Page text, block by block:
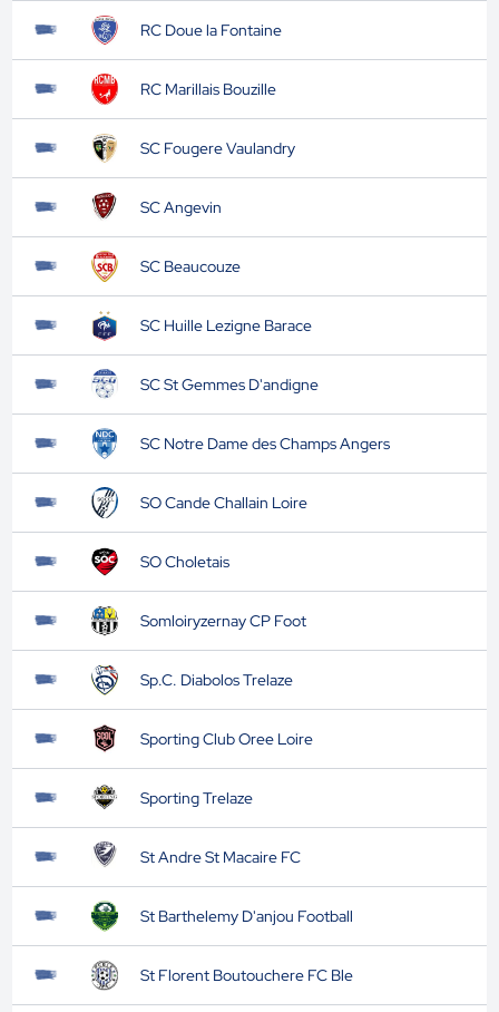
RC Doue la Fontaine
RC Marillais Bouzille
SC Fougere Vaulandry
SC Angevin
SC Beaucouze
SC Huille Lezigne Barace
SC St Gemmes D'andigne
SC Notre Dame des Champs Angers
SO Cande Challain Loire
SO Choletais
Somloiryzernay CP Foot
Sp.C. Diabolos Trelaze
Sporting Club Oree Loire
Sporting Trelaze
St Andre St Macaire FC
St Barthelemy D'anjou Football
St Florent Boutouchere FC Ble